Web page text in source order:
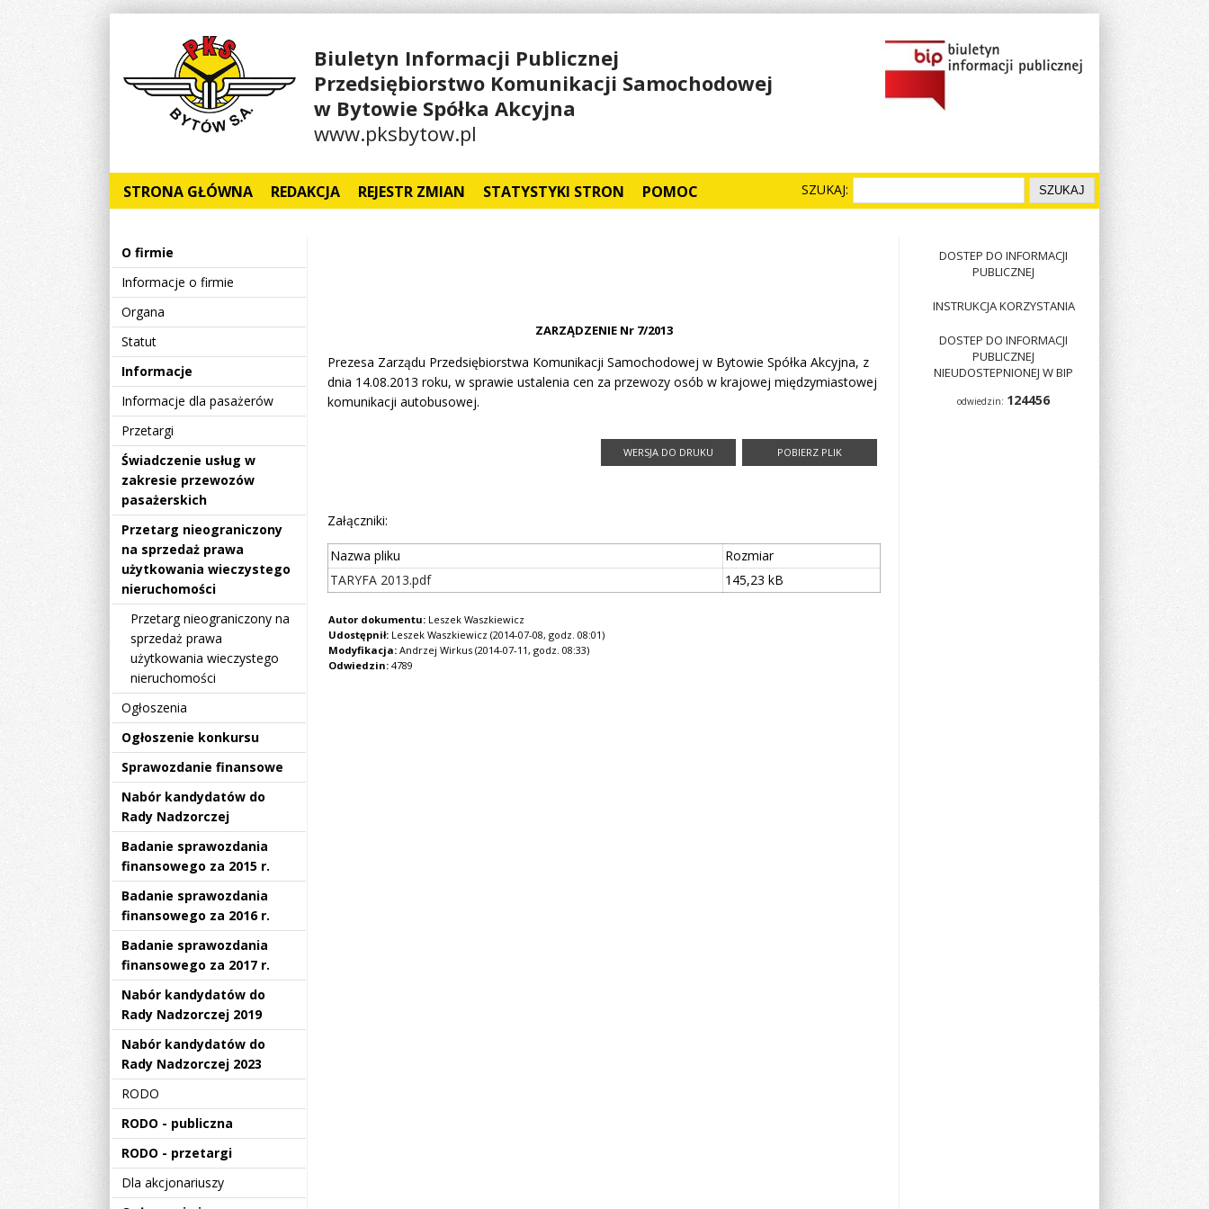
Biuletyn Informacji Publicznej
Przedsiębiorstwo Komunikacji Samochodowej
w Bytowie Spółka Akcyjna
www.pksbytow.pl
STRONA GŁÓWNA REDAKCJA REJESTR ZMIAN STATYSTYKI STRON POMOC SZUKAJ:
O firmie
Informacje o firmie
Organa
Statut
Informacje
Informacje dla pasażerów
Przetargi
Świadczenie usług w
zakresie przewozów
pasażerskich
Przetarg nieograniczony
na sprzedaż prawa
użytkowania wieczystego
nieruchomości
Przetarg nieograniczony na
sprzedaż prawa
użytkowania wieczystego
nieruchomości
Ogłoszenia
Ogłoszenie konkursu
Sprawozdanie finansowe
Nabór kandydatów do
Rady Nadzorczej
Badanie sprawozdania
finansowego za 2015 r.
Badanie sprawozdania
finansowego za 2016 r.
Badanie sprawozdania
finansowego za 2017 r.
Nabór kandydatów do
Rady Nadzorczej 2019
Nabór kandydatów do
Rady Nadzorczej 2023
RODO
RODO - publiczna
RODO - przetargi
Dla akcjonariuszy
ZARZĄDZENIE Nr 7/2013
Prezesa Zarządu Przedsiębiorstwa Komunikacji Samochodowej w Bytowie Spółka Akcyjna, z
dnia 14.08.2013 roku, w sprawie ustalenia cen za przewozy osób w krajowej międzymiastowej
komunikacji autobusowej.
Załączniki:
Nazwa pliku
Rozmiar
TARYFA 2013.pdf
145,23 kB
Autor dokumentu: Leszek Waszkiewicz
Udostępnił: Leszek Waszkiewicz (2014-07-08, godz. 08:01)
Modyfikacja: Andrzej Wirkus (2014-07-11, godz. 08:33)
Odwiedzin: 4789
DOSTEP DO INFORMACJI
PUBLICZNEJ
INSTRUKCJA KORZYSTANIA
DOSTEP DO INFORMACJI
PUBLICZNEJ
NIEUDOSTEPNIONEJ W BIP
odwiedzin: 124456